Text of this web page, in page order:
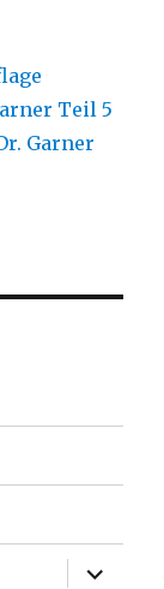
Teil 5
Garner